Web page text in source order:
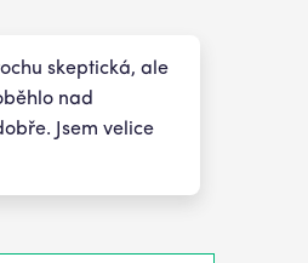
skeptická, ale
nad
Jsem velice